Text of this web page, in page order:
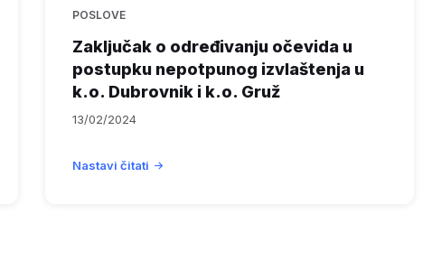
POSLOVE
Zaključak o određivanju očevida u
postupku nepotpunog izvlaštenja u
k.o. Dubrovnik i k.o. Gruž
13/02/2024
Nastavi čitati